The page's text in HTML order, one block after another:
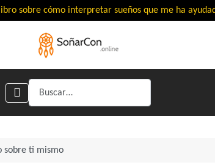
libro sobre cómo interpretar sueños que me ha
Buscar
sobre ti mismo